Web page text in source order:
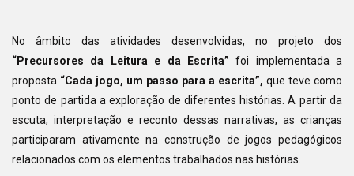
No âmbito das atividades desenvolvidas, no projeto dos
“Precursores da Leitura e da Escrita” foi implementada a
proposta “Cada jogo, um passo para a escrita”, que teve como
ponto de partida a exploração de diferentes histórias. A partir da
escuta, interpretação e reconto dessas narrativas, as crianças
participaram ativamente na construção de jogos pedagógicos
relacionados com os elementos trabalhados nas histórias.